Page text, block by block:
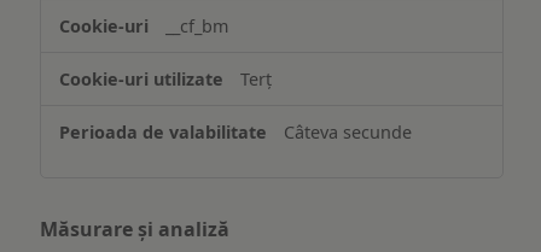
ului
__cf_bm
Terț
Câteva secunde
Măsurare și analiză